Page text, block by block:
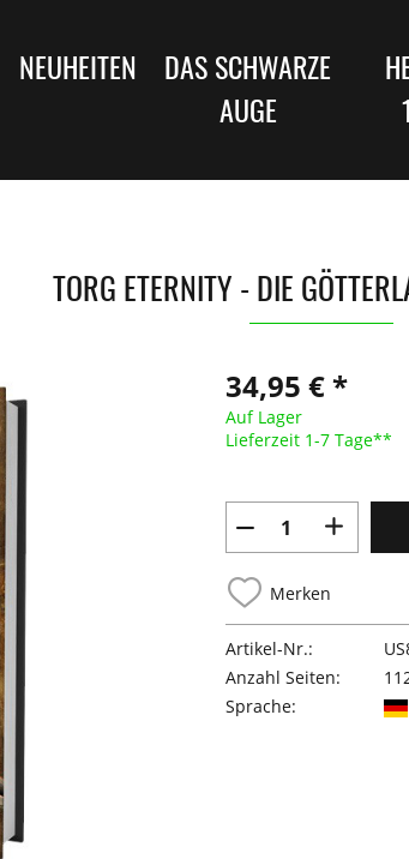
NEUHEITEN
DAS SCHWARZE
AUGE
TORG ETERNITY - DIE
34,95 € *
Auf Lager
Lieferzeit 1-7 Tage**
Merken
Artikel-Nr.:
Anzahl Seiten:
Sprache: